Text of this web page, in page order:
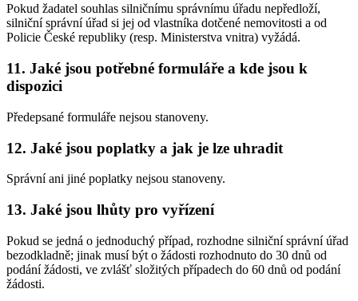
Pokud žadatel souhlas silničnímu správnímu úřadu nepředloží,
silniční správní úřad si jej od vlastníka dotčené nemovitosti a od
Policie České republiky (resp. Ministerstva vnitra) vyžádá.
11. Jaké jsou potřebné formuláře a kde jsou k
dispozici
Předepsané formuláře nejsou stanoveny.
12. Jaké jsou poplatky a jak je lze uhradit
Správní ani jiné poplatky nejsou stanoveny.
13. Jaké jsou lhůty pro vyřízení
Pokud se jedná o jednoduchý případ, rozhodne silniční správní úřad
bezodkladně; jinak musí být o žádosti rozhodnuto do 30 dnů od
podání žádosti, ve zvlášť složitých případech do 60 dnů od podání
žádosti.